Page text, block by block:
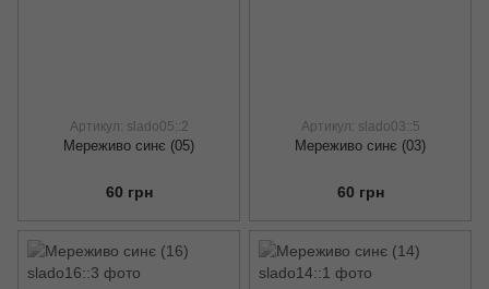
Артикул: slado05::2
Мереживо синє (05)
60 грн
Артикул: slado03::5
Мереживо синє (03)
60 грн